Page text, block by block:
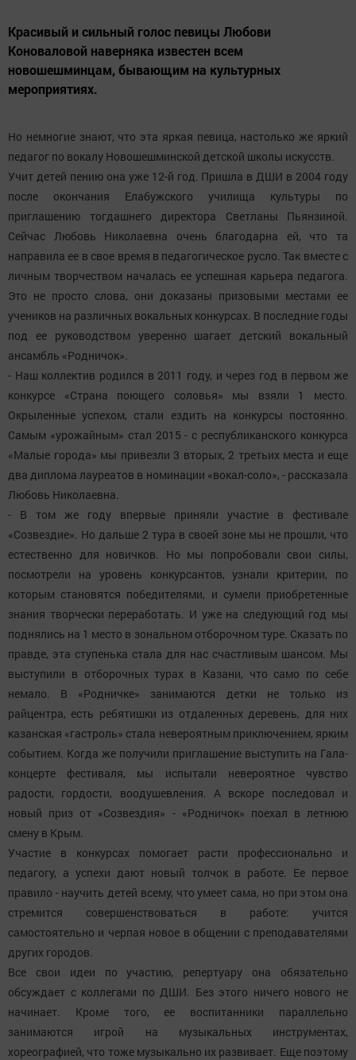
Красивый и сильный голос певицы Любови
Коноваловой наверняка известен всем
новошешминцам, бывающим на культурных
мероприятиях.
Но немногие знают, что эта яркая певица, настолько же яркий
педагог по вокалу Новошешминской детской школы искусств.
Учит детей пению она уже 12-й год. Пришла в ДШИ в 2004 году
после окончания Елабужского училища культуры по
приглашению тогдашнего директора Светланы Пьянзиной.
Сейчас Любовь Николаевна очень благодарна ей, что та
направила ее в свое время в педагогическое русло. Так вместе с
личным творчеством началась ее успешная карьера педагога.
Это не просто слова, они доказаны призовыми местами ее
учеников на различных вокальных конкурсах. В последние годы
под ее руководством уверенно шагает детский вокальный
ансамбль «Родничок».
- Наш коллектив родился в 2011 году, и через год в первом же
конкурсе «Страна поющего соловья» мы взяли 1 место.
Окрыленные успехом, стали ездить на конкурсы постоянно.
Самым «урожайным» стал 2015 - с республиканского конкурса
«Малые города» мы привезли 3 вторых, 2 третьих места и еще
два диплома лауреатов в номинации «вокал-соло», - рассказала
Любовь Николаевна.
- В том же году впервые приняли участие в фестивале
«Созвездие». Но дальше 2 тура в своей зоне мы не прошли, что
естественно для новичков. Но мы попробовали свои силы,
посмотрели на уровень конкурсантов, узнали критерии, по
которым становятся победителями, и сумели приобретенные
знания творчески переработать. И уже на следующий год мы
поднялись на 1 место в зональном отборочном туре. Сказать по
правде, эта ступенька стала для нас счастливым шансом. Мы
выступили в отборочных турах в Казани, что само по себе
немало. В «Родничке» занимаются детки не только из
райцентра, есть ребятишки из отдаленных деревень, для них
казанская «гастроль» стала невероятным приключением, ярким
событием. Когда же получили приглашение выступить на Гала-
концерте фестиваля, мы испытали невероятное чувство
радости, гордости, воодушевления. А вскоре последовал и
новый приз от «Созвездия» - «Родничок» поехал в летнюю
смену в Крым.
Участие в конкурсах помогает расти профессионально и
педагогу, а успехи дают новый толчок в работе. Ее первое
правило - научить детей всему, что умеет сама, но при этом она
стремится совершенствоваться в работе: учится
самостоятельно и черпая новое в общении с преподавателями
других городов.
Все свои идеи по участию, репертуару она обязательно
обсуждает с коллегами по ДШИ. Без этого ничего нового не
начинает. Кроме того, ее воспитанники параллельно
занимаются игрой на музыкальных инструментах,
хореографией, что тоже музыкально их развивает. Еще поэтому